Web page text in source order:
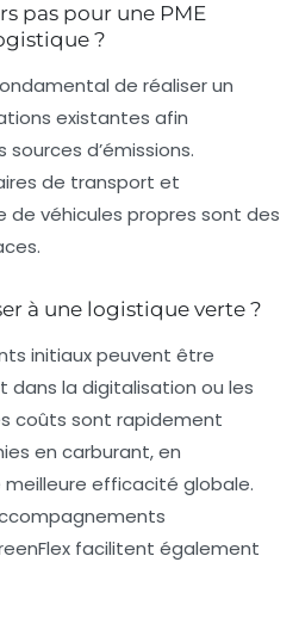
pas pour une PME
?
de réaliser un
existantes afin
sources d’émissions.
de transport et
de véhicules propres sont des
à une logistique verte ?
initiaux peuvent être
dans la digitalisation ou les
coûts sont rapidement
en carburant, en
efficacité globale.
facilitent également